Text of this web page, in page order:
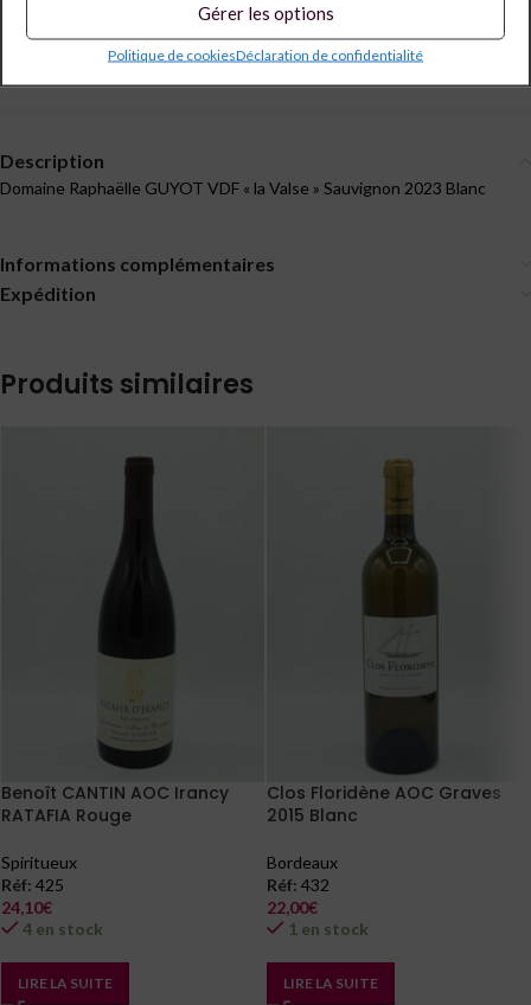
Gérer les options
Politique de cookiesDéclaration de confidentialité
Étiquettes :0.75 l,13.5°
Description
Domaine Raphaëlle GUYOT VDF « la Valse » Sauvignon 2023 Blanc
Informations complémentaires
Expédition
Produits similaires
Benoît CANTIN AOC Irancy
RATAFIA Rouge
Spiritueux
Réf: 425
24,10€
4 en stock
LIRE LA SUITE
Clos Floridène AOC Graves
2015 Blanc
Bordeaux
Réf: 432
22,00€
1 en stock
LIRE LA SUITE